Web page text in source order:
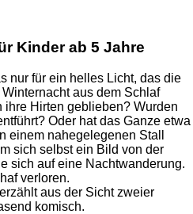
Kinder ab 5 Jahre
nur für ein helles Licht, das die
aus dem Schlaf
Hirten geblieben? Wurden
Oder hat das Ganze etwa
einem nahegelegenen Stall
sich selbst ein Bild von der
sich auf eine Nachtwanderung.
verloren.
aus der Sicht zweier
komisch.